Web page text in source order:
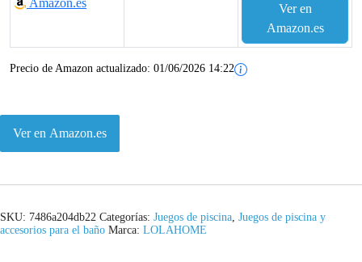
Amazon.es
Ver en
Amazon.es
Precio de Amazon actualizado: 01/06/2026 14:22
Ver en Amazon.es
SKU: 7486a204db22 Categorías: Juegos de piscina, Juegos de piscina y
accesorios para el baño Marca: LOLAHOME